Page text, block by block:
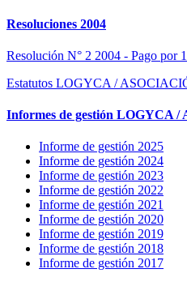
Resoluciones 2004
Resolución N° 2 2004 - Pago por
Estatutos LOGYCA /
Informes de gestión LOGYCA
Informe de gestión 2025
Informe de gestión 2024
Informe de gestión 2023
Informe de gestión 2022
Informe de gestión 2021
Informe de gestión 2020
Informe de gestión 2019
Informe de gestión 2018
Informe de gestión 2017